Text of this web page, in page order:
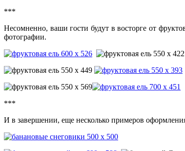
***
Несомненно, ваши гости будут в восторге от
фотографии.
***
И в завершении, еще несколько примеров